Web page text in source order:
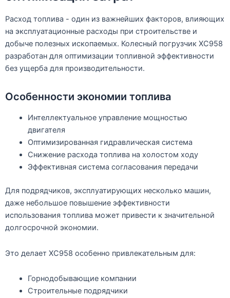
Расход топлива - один из важнейших факторов, влияющих
на эксплуатационные расходы при строительстве и
добыче полезных ископаемых. Колесный погрузчик XC958
разработан для оптимизации топливной эффективности
без ущерба для производительности.
Особенности экономии топлива
Интеллектуальное управление мощностью
двигателя
Оптимизированная гидравлическая система
Снижение расхода топлива на холостом ходу
Эффективная система согласования передачи
Для подрядчиков, эксплуатирующих несколько машин,
даже небольшое повышение эффективности
использования топлива может привести к значительной
долгосрочной экономии.
Это делает XC958 особенно привлекательным для:
Горнодобывающие компании
Строительные подрядчики